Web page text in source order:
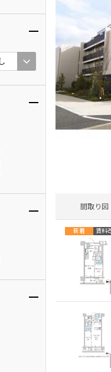
間取り図
新着 賃料